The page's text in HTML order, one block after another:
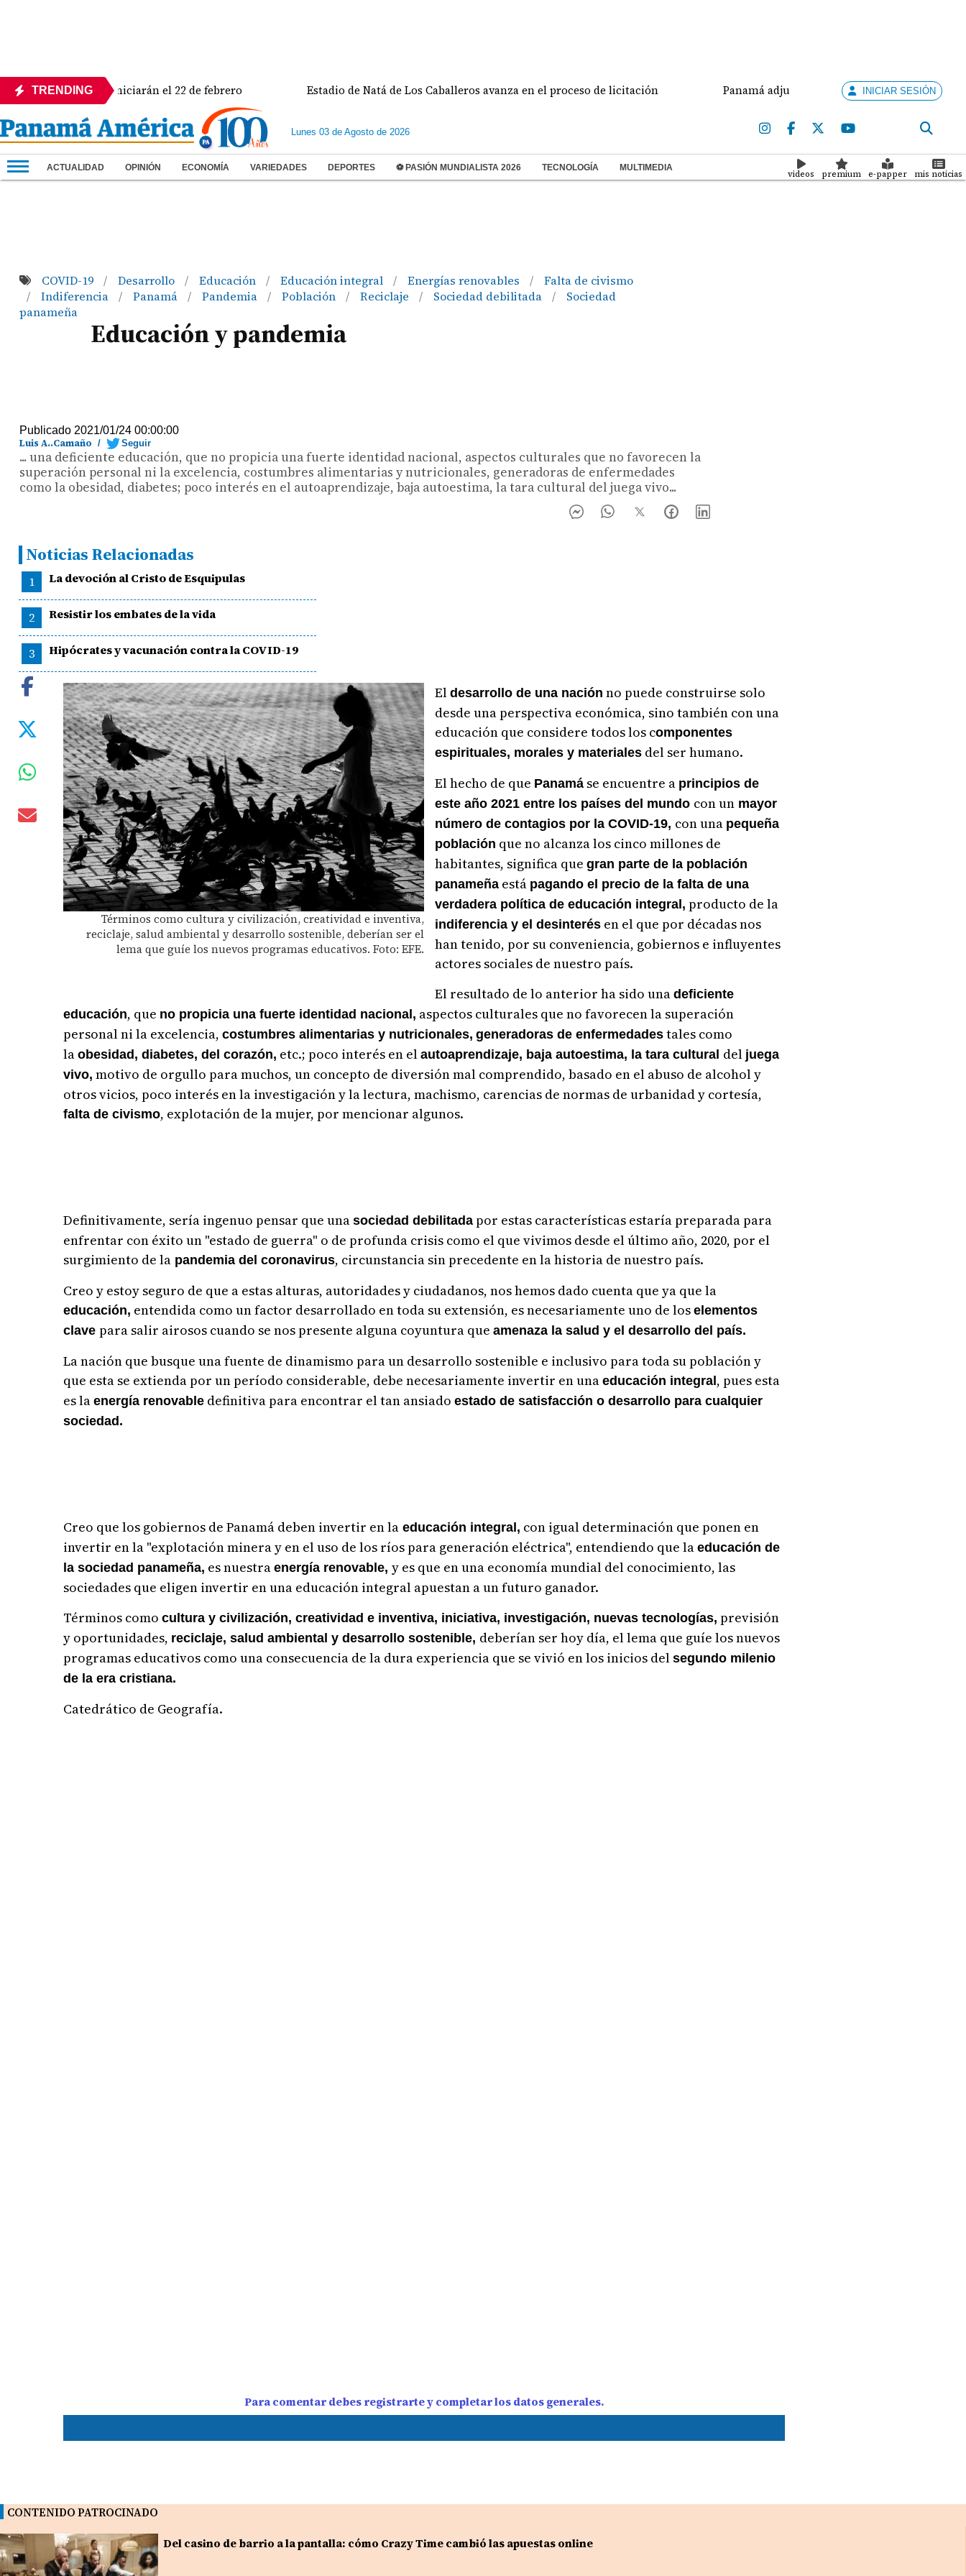
TRENDING
las clases iniciarán el 22 de febrero Estadio de Natá de Los Caballeros avanza en el proceso de licitación Panamá adjudica a la firma española Cox proyecto
INICIAR SESIÓN
Lunes 03 de Agosto de 2026
ACTUALIDAD OPINIÓN ECONOMÍA VARIEDADES DEPORTES ⚽ PASIÓN MUNDIALISTA 2026 TECNOLOGÍA MULTIMEDIA
videos premium e-papper mis noticias
COVID-19 / Desarrollo / Educación / Educación integral / Energías renovables / Falta de civismo
/ Indiferencia / Panamá / Pandemia / Población / Reciclaje / Sociedad debilitada /
Sociedad
panameña
Educación y pandemia
Publicado 2021/01/24 00:00:00
Luis A..Camaño / Seguir
... una deficiente educación, que no propicia una fuerte identidad nacional, aspectos culturales que no favorecen la
superación personal ni la excelencia, costumbres alimentarias y nutricionales, generadoras de enfermedades
como la obesidad, diabetes; poco interés en el autoaprendizaje, baja autoestima, la tara cultural del juega vivo...
Noticias Relacionadas
1 La devoción al Cristo de Esquipulas
2 Resistir los embates de la vida
3 Hipócrates y vacunación contra la COVID-19
Términos como cultura y civilización, creatividad e inventiva,
reciclaje, salud ambiental y desarrollo sostenible, deberían ser el
lema que guíe los nuevos programas educativos. Foto: EFE.
Eldesarrollo de una nación no puede construirse solo
desde una perspectiva económica, sino también con una
educación que considere todos los componentes
espirituales, morales y materiales del ser humano.
El hecho de que Panamá se encuentre a principios de
este año 2021 entre los países del mundo con un mayor
número de contagios por la COVID-19, con una pequeña
población que no alcanza los cinco millones de
habitantes, significa quegran parte de la población
panameña está pagando el precio de la falta de una
verdadera política de educación integral, producto de la
indiferencia y el desinterés en el que por décadas nos
han tenido, por su conveniencia, gobiernos e influyentes
actores sociales de nuestro país.
El resultado de lo anterior ha sido unadeficiente
educación, que no propicia una fuerte identidad nacional, aspectos culturales que no favorecen la superación
personal ni la excelencia,costumbres alimentarias y nutricionales, generadoras de enfermedades tales como
laobesidad, diabetes, del corazón, etc.; poco interés en elautoaprendizaje, baja autoestima, la tara cultural del juega
vivo, motivo de orgullo para muchos, un concepto de diversión mal comprendido, basado en el abuso de alcohol y
otros vicios, poco interés en la investigación y la lectura, machismo, carencias de normas de urbanidad y cortesía,
falta de civismo, explotación de la mujer, por mencionar algunos.
Definitivamente, sería ingenuo pensar que unasociedad debilitada por estas características estaría preparada para
enfrentar con éxito un "estado de guerra" o de profunda crisis como el que vivimos desde el último año, 2020, por el
surgimiento de la pandemia del coronavirus, circunstancia sin precedente en la historia de nuestro país.
Creo y estoy seguro de que a estas alturas, autoridades y ciudadanos, nos hemos dado cuenta que ya que la
educación, entendida como un factor desarrollado en toda su extensión, es necesariamente uno de loselementos
clavepara salir airosos cuando se nos presente alguna coyuntura queamenaza la salud y el desarrollo del país.
La nación que busque una fuente de dinamismo para un desarrollo sostenible e inclusivo para toda su población y
que esta se extienda por un período considerable, debe necesariamente invertir en unaeducación integral , pues esta
es laenergía renovable definitiva para encontrar el tan ansiadoestado de satisfacción o desarrollo para cualquier
sociedad.
Creo que los gobiernos de Panamá deben invertir en la educación integral, con igual determinación que ponen en
invertir en la "explotación minera y en el uso de los ríos para generación eléctrica", entendiendo que laeducación de
la sociedad panameña, es nuestraenergía renovable,y es que en una economía mundial del conocimiento, las
sociedades que eligen invertir en una educación integral apuestan a un futuro ganador.
Términos comocultura y civilización, creatividad e inventiva, iniciativa, investigación, nuevas tecnologías, previsión
y oportunidades, reciclaje, salud ambiental y desarrollo sostenible, deberían ser hoy día, el lema que guíe los nuevos
programas educativos como una consecuencia de la dura experiencia que se vivió en los inicios delsegundo milenio
de la era cristiana.
Catedrático de Geografía.
Para comentar debes registrarte y completar los datos generales.
CONTENIDO PATROCINADO
Del casino de barrio a la pantalla: cómo Crazy Time cambió las apuestas online